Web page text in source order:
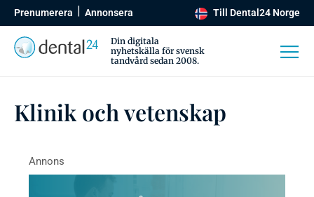
Prenumerera Annonsera Till Dental24 Norge
Din digitala
nyhetskälla för svensk
tandvård sedan 2008.
Klinik och vetenskap